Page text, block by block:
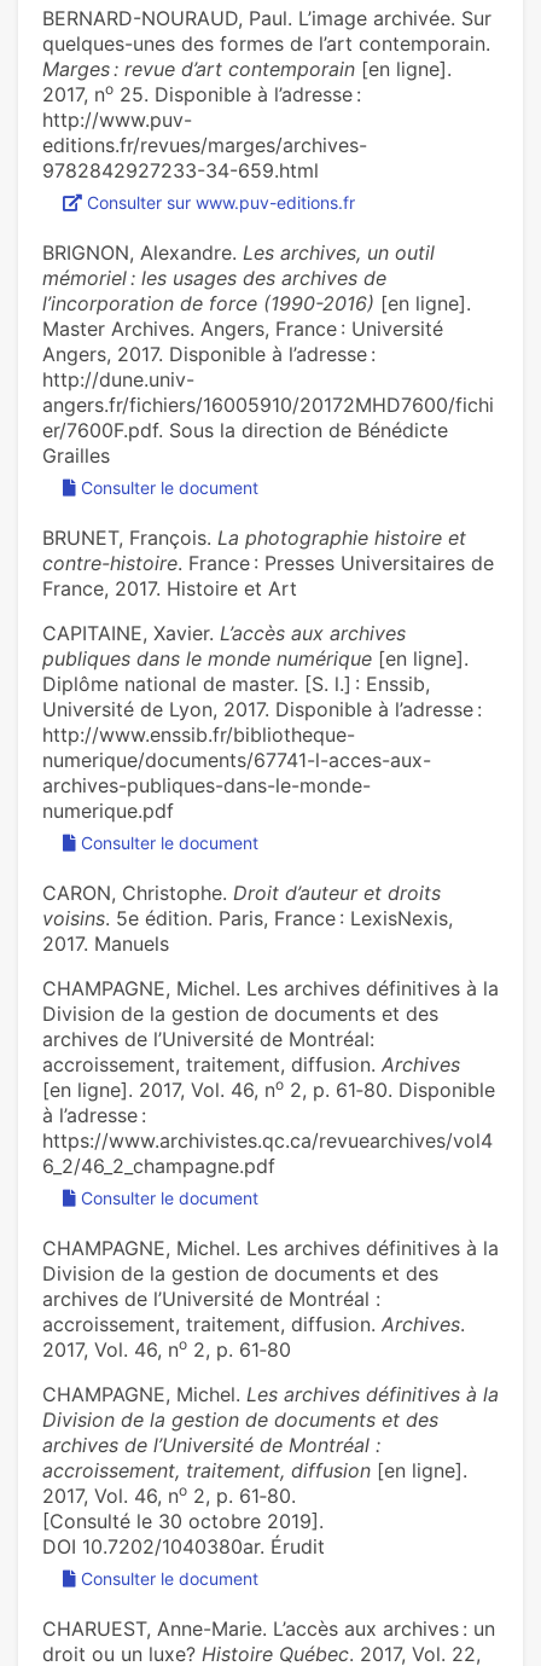
BERNARD-NOURAUD, Paul. L’image archivée. Sur
quelques-unes des formes de l’art contemporain.
Marges : revue d’art contemporain [en ligne].
2017, no 25. Disponible à l’adresse :
http://www.puv-
editions.fr/revues/marges/archives-
9782842927233-34-659.html
Consulter sur www.puv-editions.fr
BRIGNON, Alexandre. Les archives, un outil
mémoriel : les usages des archives de
l’incorporation de force (1990-2016) [en ligne].
Master Archives. Angers, France : Université
Angers, 2017. Disponible à l’adresse :
http://dune.univ-
angers.fr/fichiers/16005910/20172MHD7600/fichi
er/7600F.pdf. Sous la direction de Bénédicte
Grailles
Consulter le document
BRUNET, François. La photographie histoire et
contre-histoire. France : Presses Universitaires de
France, 2017. Histoire et Art
CAPITAINE, Xavier. L’accès aux archives
publiques dans le monde numérique [en ligne].
Diplôme national de master. [S. l.] : Enssib,
Université de Lyon, 2017. Disponible à l’adresse :
http://www.enssib.fr/bibliotheque-
numerique/documents/67741-l-acces-aux-
archives-publiques-dans-le-monde-
numerique.pdf
Consulter le document
CARON, Christophe. Droit d’auteur et droits
voisins. 5e édition. Paris, France : LexisNexis,
2017. Manuels
CHAMPAGNE, Michel. Les archives définitives à la
Division de la gestion de documents et des
archives de l’Université de Montréal:
accroissement, traitement, diffusion. Archives
[en ligne]. 2017, Vol. 46, no 2, p. 61‑80. Disponible
à l’adresse :
https://www.archivistes.qc.ca/revuearchives/vol4
6_2/46_2_champagne.pdf
Consulter le document
CHAMPAGNE, Michel. Les archives définitives à la
Division de la gestion de documents et des
archives de l’Université de Montréal :
accroissement, traitement, diffusion. Archives.
2017, Vol. 46, no 2, p. 61‑80
CHAMPAGNE, Michel. Les archives définitives à la
Division de la gestion de documents et des
archives de l’Université de Montréal :
accroissement, traitement, diffusion [en ligne].
2017, Vol. 46, no 2, p. 61‑80.
[Consulté le 30 octobre 2019].
DOI 10.7202/1040380ar. Érudit
Consulter le document
CHARUEST, Anne-Marie. L’accès aux archives : un
droit ou un luxe? Histoire Québec. 2017, Vol. 22,